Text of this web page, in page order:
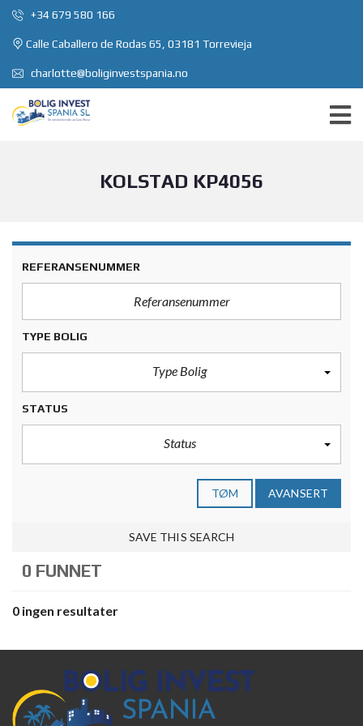
+34 679 580 166
Calle Caballero de Rodas 65, 03181 Torrevieja
charlotte@boliginvestspania.no
KOLSTAD KP4056
REFERANSENUMMER
TYPE BOLIG
Type Bolig
STATUS
Status
TØM AVANSERT
SAVE THIS SEARCH
0 FUNNET
0 ingen resultater